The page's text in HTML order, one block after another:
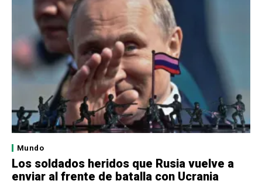
Mundo
Los soldados heridos que Rusia vuelve a
enviar al frente de batalla con Ucrania